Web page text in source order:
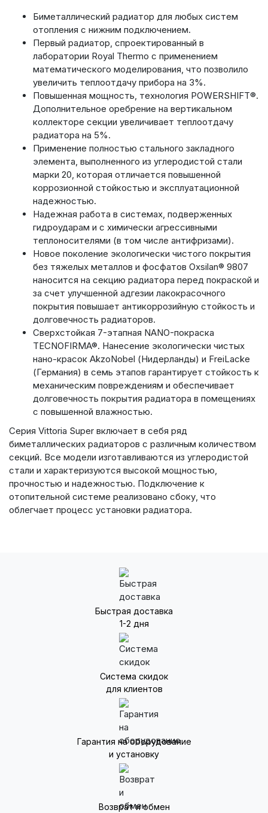
Биметаллический радиатор для любых систем
отопления с нижним подключением.
Первый радиатор, спроектированный в
лаборатории Royal Thermo с применением
математического моделирования, что позволило
увеличить теплоотдачу прибора на 3%.
Повышенная мощность, технология POWERSHIFT®.
Дополнительное оребрение на вертикальном
коллекторе секции увеличивает теплоотдачу
радиатора на 5%.
Применение полностью стального закладного
элемента, выполненного из углеродистой стали
марки 20, которая отличается повышенной
коррозионной стойкостью и эксплуатационной
надежностью.
Надежная работа в системах, подверженных
гидроударам и с химически агрессивными
теплоносителями (в том числе антифризами).
Новое поколение экологически чистого покрытия
без тяжелых металлов и фосфатов Oxsilan® 9807
наносится на секцию радиатора перед покраской и
за счет улучшенной адгезии лакокрасочного
покрытия повышает антикоррозийную стойкость и
долговечность радиаторов.
Сверхстойкая 7-этапная NANO-покраска
TECNOFIRMA®. Нанесение экологически чистых
нано-красок AkzoNobel (Нидерланды) и FreiLacke
(Германия) в семь этапов гарантирует стойкость к
механическим повреждениям и обеспечивает
долговечность покрытия радиатора в помещениях
с повышенной влажностью.
Серия Vittoria Super включает в себя ряд
биметаллических радиаторов с различным количеством
секций. Все модели изготавливаются из углеродистой
стали и характеризуются высокой мощностью,
прочностью и надежностью. Подключение к
отопительной системе реализовано сбоку, что
облегчает процесс установки радиатора.
Быстрая доставка
1-2 дня
Система скидок
для клиентов
Гарантия на оборудование
и установку
Возврат и обмен